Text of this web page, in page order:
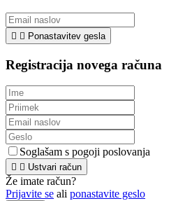
  Ponastavitev gesla
Registracija novega računa
Soglašam s pogoji poslovanja
  Ustvari račun
Že imate račun?
Prijavite se ali ponastavite geslo